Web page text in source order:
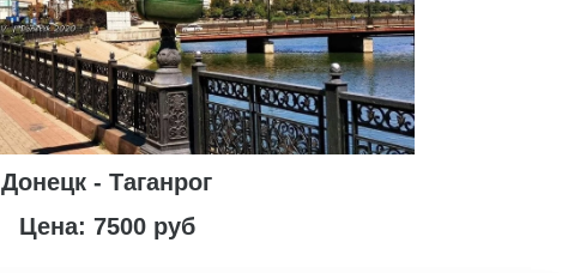
Донецк - Таганрог
Цена: 7500 руб